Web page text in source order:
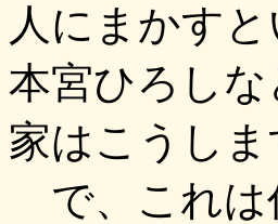
人にまかす
本宮ひろし
家はこうしま
で、これは